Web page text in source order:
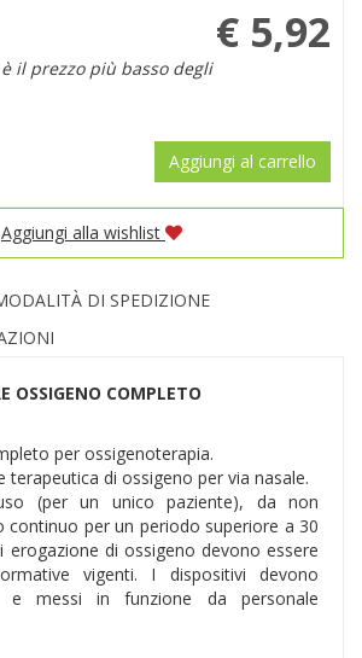
Sconto
Prezzo
scontato
€ 5,92
il prezzo più basso degli
Aggiungi al carrello
Aggiungi alla wishlist
DI SPEDIZIONE
OSSIGENO COMPLETO
per ossigenoterapia.
terapeutica di ossigeno per via nasale.
(per un unico paziente), da non
continuo per un periodo superiore a 30
erogazione di ossigeno devono essere
vigenti. I dispositivi devono
e messi in funzione da personale